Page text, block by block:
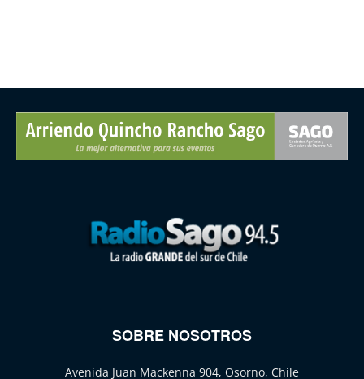
SOBRE NOSOTROS
Avenida Juan Mackenna 904, Osorno, Chile